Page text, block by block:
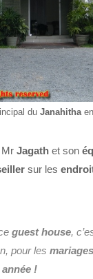
du Janahithaen
Mr Jagath et son
sur les
guest house,
pour les mariages
!